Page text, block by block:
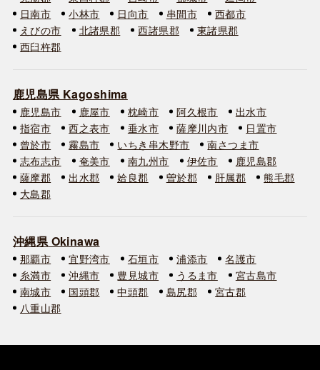
日南市
小林市 日向市 串間市
西都市
えびの市
北諸県郡 西諸県郡
東諸県郡
西臼杵郡
鹿児島県 Kagoshima
鹿児島市 鹿屋市 枕崎市 阿久根市
出水市
指宿市
西之表市 垂水市 薩摩川内市
日置市
曾於市
霧島市 いちき串木野市
南さつま市
志布志市
奄美市 南九州市 伊佐市
鹿児島郡
薩摩郡
出水郡 姶良郡 曽於郡 肝属郡
熊毛郡
大島郡
沖縄県 Okinawa
那覇市 宜野湾市 石垣市 浦添市
名護市
糸満市
沖縄市 豊見城市 うるま市
宮古島市
南城市
国頭郡 中頭郡 島尻郡
宮古郡
八重山郡